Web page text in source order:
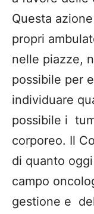
Questa
propri
nelle piazze,
possibile per
individuare
possibile i
corporeo. Il
di quanto
campo
gestione e